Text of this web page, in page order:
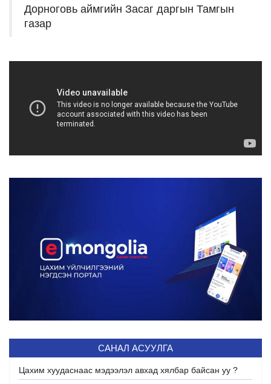
Дорноговь аймгийн Засаг даргын Тамгын
газар
САНАЛ АСУУЛГА
Цахим хуудаснаас мэдээлэл авхад хялбар байсан уу ?